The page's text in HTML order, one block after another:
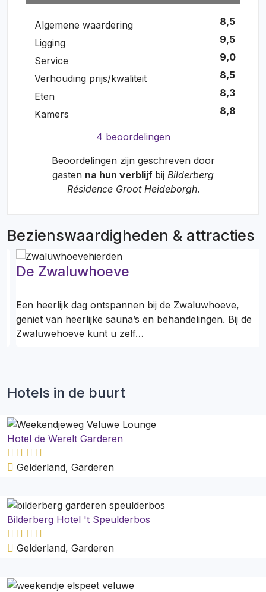
Algemene waardering
8,5
Ligging
9,5
Service
9,0
Verhouding prijs/kwaliteit
8,5
Eten
8,3
Kamers
8,8
4 beoordelingen
Beoordelingen zijn geschreven door
gasten na hun verblijf bij Bilderberg
Résidence Groot Heideborgh.
Bezienswaardigheden & attracties
De Zwaluwhoeve
Een heerlijk dag ontspannen bij de Zwaluwhoeve,
geniet van heerlijke sauna’s en behandelingen. Bij de
Zwaluwehoeve kunt u zelf…
Hotels in de buurt
Hotel de Werelt Garderen
Gelderland, Garderen
Bilderberg Hotel 't Speulderbos
Gelderland, Garderen